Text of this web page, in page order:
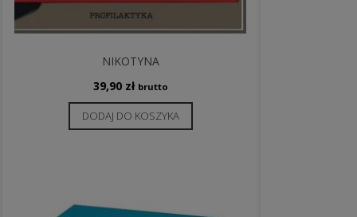
NIKOTYNA
39,90 zł brutto
DODAJ DO KOSZYKA